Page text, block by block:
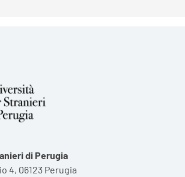
di Perugia
4, 06123 Perugia